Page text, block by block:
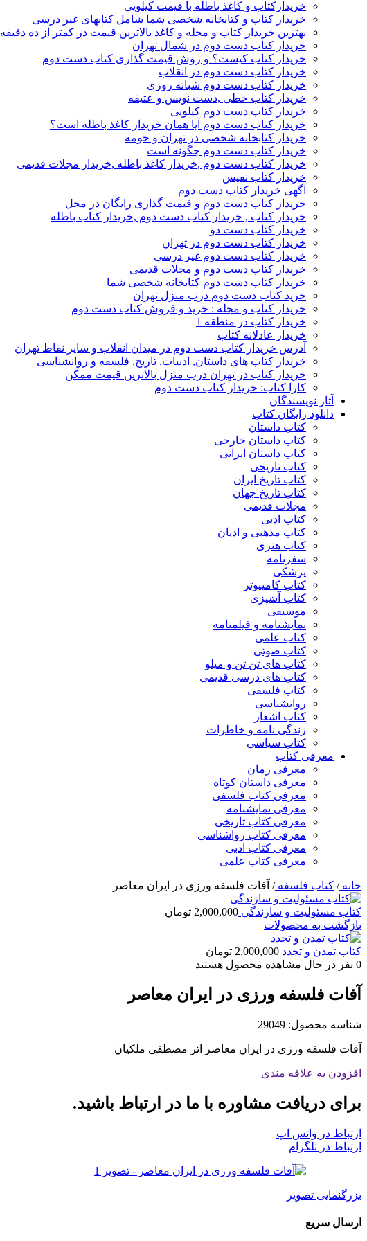
خریدارکتاب و کاغذ باطله با قیمت کیلویی
خریدار کتاب و کتابخانه شخصی شما شامل کتابهای غیر درسی
بهترین خریدار کتاب و مجله و کاغذ بالاترین قیمت در کمتر از ده دقیقه
خریدار کتاب دست دوم در شمال تهران
خریدار کتاب کیست؟ و روش قیمت گذاری کتاب دست دوم
خریدار کتاب دست دوم در انقلاب
خریدار کتاب دست دوم شبانه روزی
خریدار کتاب خطی ,دست نویس و عتیقه
خریدار کتاب دست دوم کیلویی
خریدار کتاب دست دوم آیا همان خریدار کاغذ باطله است؟
خریدار کتابخانه شخصی در تهران و حومه
خریدار کتاب دست دوم چگونه است
خریدار کتاب دست دوم ,خریدار کاغذ باطله ,خریدار مجلات قدیمی
خریدار کتاب نفیس
آگهی خریدار کتاب دست دوم
خریدار کتاب دست دوم و قیمت گذاری رایگان در محل
خریدار کتاب , خریدار کتاب دست دوم ,خریدار کتاب باطله
خریدار کتاب دست دو
خریدار کتاب دست دوم در تهران
خریدار کتاب دست دوم غیر درسی
خریدار کتاب دست دوم و مجلات قدیمی
خریدار کتاب دست دوم کتابخانه شخصی شما
خرید کتاب دست دوم درب منزل تهران
خریدار کتاب و مجله : خرید و فروش کتاب دست دوم
خریدار کتاب در منطقه 1
خریدار عادلانه کتاب
آدرس خریدار کتاب دست دوم در میدان انقلاب و سایر نقاط تهران
خریدار کتاب های داستان, ادبیات, تاریخ, فلسفه و روانشناسی
خریدار کتاب در تهران درب منزل بالاترین قیمت ممکن
کارا کتاب: خریدار کتاب دست دوم
آثار نویسندگان
دانلود رایگان کتاب
کتاب داستان
کتاب داستان خارجی
کتاب داستان ایرانی
کتاب تاریخی
کتاب تاریخ ایران
کتاب تاریخ جهان
مجلات قدیمی
کتاب ادبی
کتاب مذهبی و ادیان
کتاب هنری
سفرنامه
پزشکی
کتاب کامپیوتر
کتاب آشپزی
موسیقی
نمایشنامه و فیلمنامه
کتاب علمی
کتاب صوتی
کتاب های تن تن و میلو
کتاب های درسی قدیمی
کتاب فلسفی
روانشناسی
کتاب اشعار
زندگی نامه و خاطرات
کتاب سیاسی
معرفی کتاب
معرفی رمان
معرفی داستان کوتاه
معرفی کتاب فلسفی
معرفی نمایشنامه
معرفی کتاب تاریخی
معرفی کتاب رواشناسی
معرفی کتاب ادبی
معرفی کتاب علمی
خانه/ کتاب فلسفه/ آفات فلسفه ورزی در ایران معاصر
کتاب مسئولیت و سازندگی 2,000,000 تومان
بازگشت به محصولات
کتاب تمدن و تجدد 2,000,000 تومان
0 نفر در حال مشاهده محصول هستند
آفات فلسفه ورزی در ایران معاصر
شناسه محصول: 29049
آفات فلسفه ورزی در ایران معاصر اثر مصطفی ملکیان
افزودن به علاقه مندی
برای دریافت مشاوره با ما در ارتباط باشید.
ارتباط در واتس اپ
ارتباط در تلگرام
بزرگنمایی تصویر
ارسال سریع